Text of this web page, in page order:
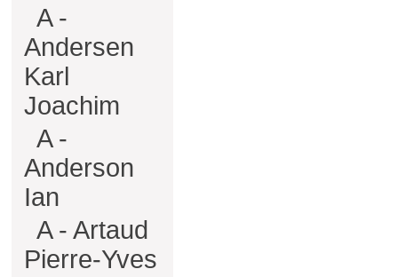
A -
Andersen
Karl
Joachim
A -
Anderson
Ian
A - Artaud
Pierre-Yves